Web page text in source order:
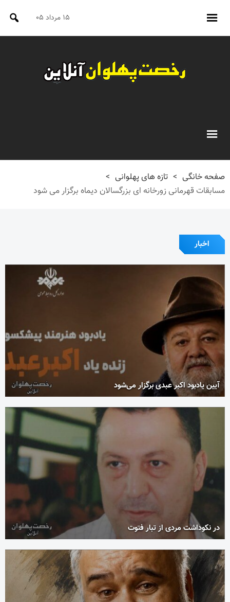
۱۵ مرداد ۰۵
صفحه خانگی > تازه های پهلوانی >
مسابقات قهرمانی زورخانه ای بزرگسالان دیماه برگزار می شود
اخبار
آیین یادبود اکبر عبدی برگزار می‌شود
در نکوداشت مردی از تبار فتوت